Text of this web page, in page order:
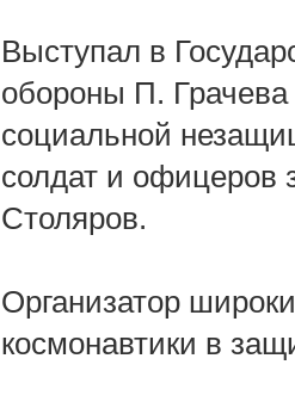
Выступал в
обороны П.
социальной
солдат и офицеров
Столяров.
Организатор
космонавтики в